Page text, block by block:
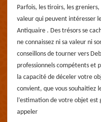
Parfois, les tiroirs, les
valeur qui peuvent intéresser
Antiquaire . Des trésors se
ne connaissez ni sa valeur ni
conseillons de tourner vers
professionnels compétents et
la capacité de déceler votre
convient, que vous souhaitiez
l’estimation de votre objet est
appeler